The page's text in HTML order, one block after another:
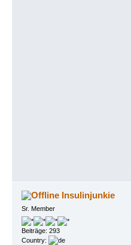
Insulinjunkie
Sr. Member
Beiträge: 293
Country: